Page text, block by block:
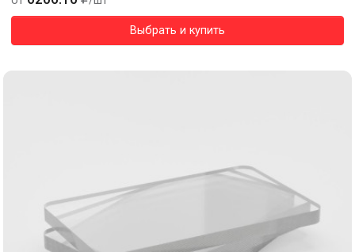
Выбрать и купить